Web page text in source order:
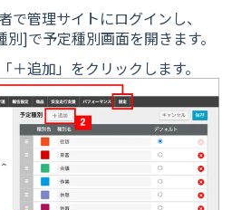
で管理サイトにログインし、
]で予定種別画面を開きます。
＋追加」をクリックします。